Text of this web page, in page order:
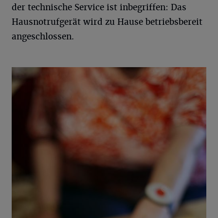
der technische Service ist inbegriffen: Das
Hausnotrufgerät wird zu Hause betriebsbereit
angeschlossen.